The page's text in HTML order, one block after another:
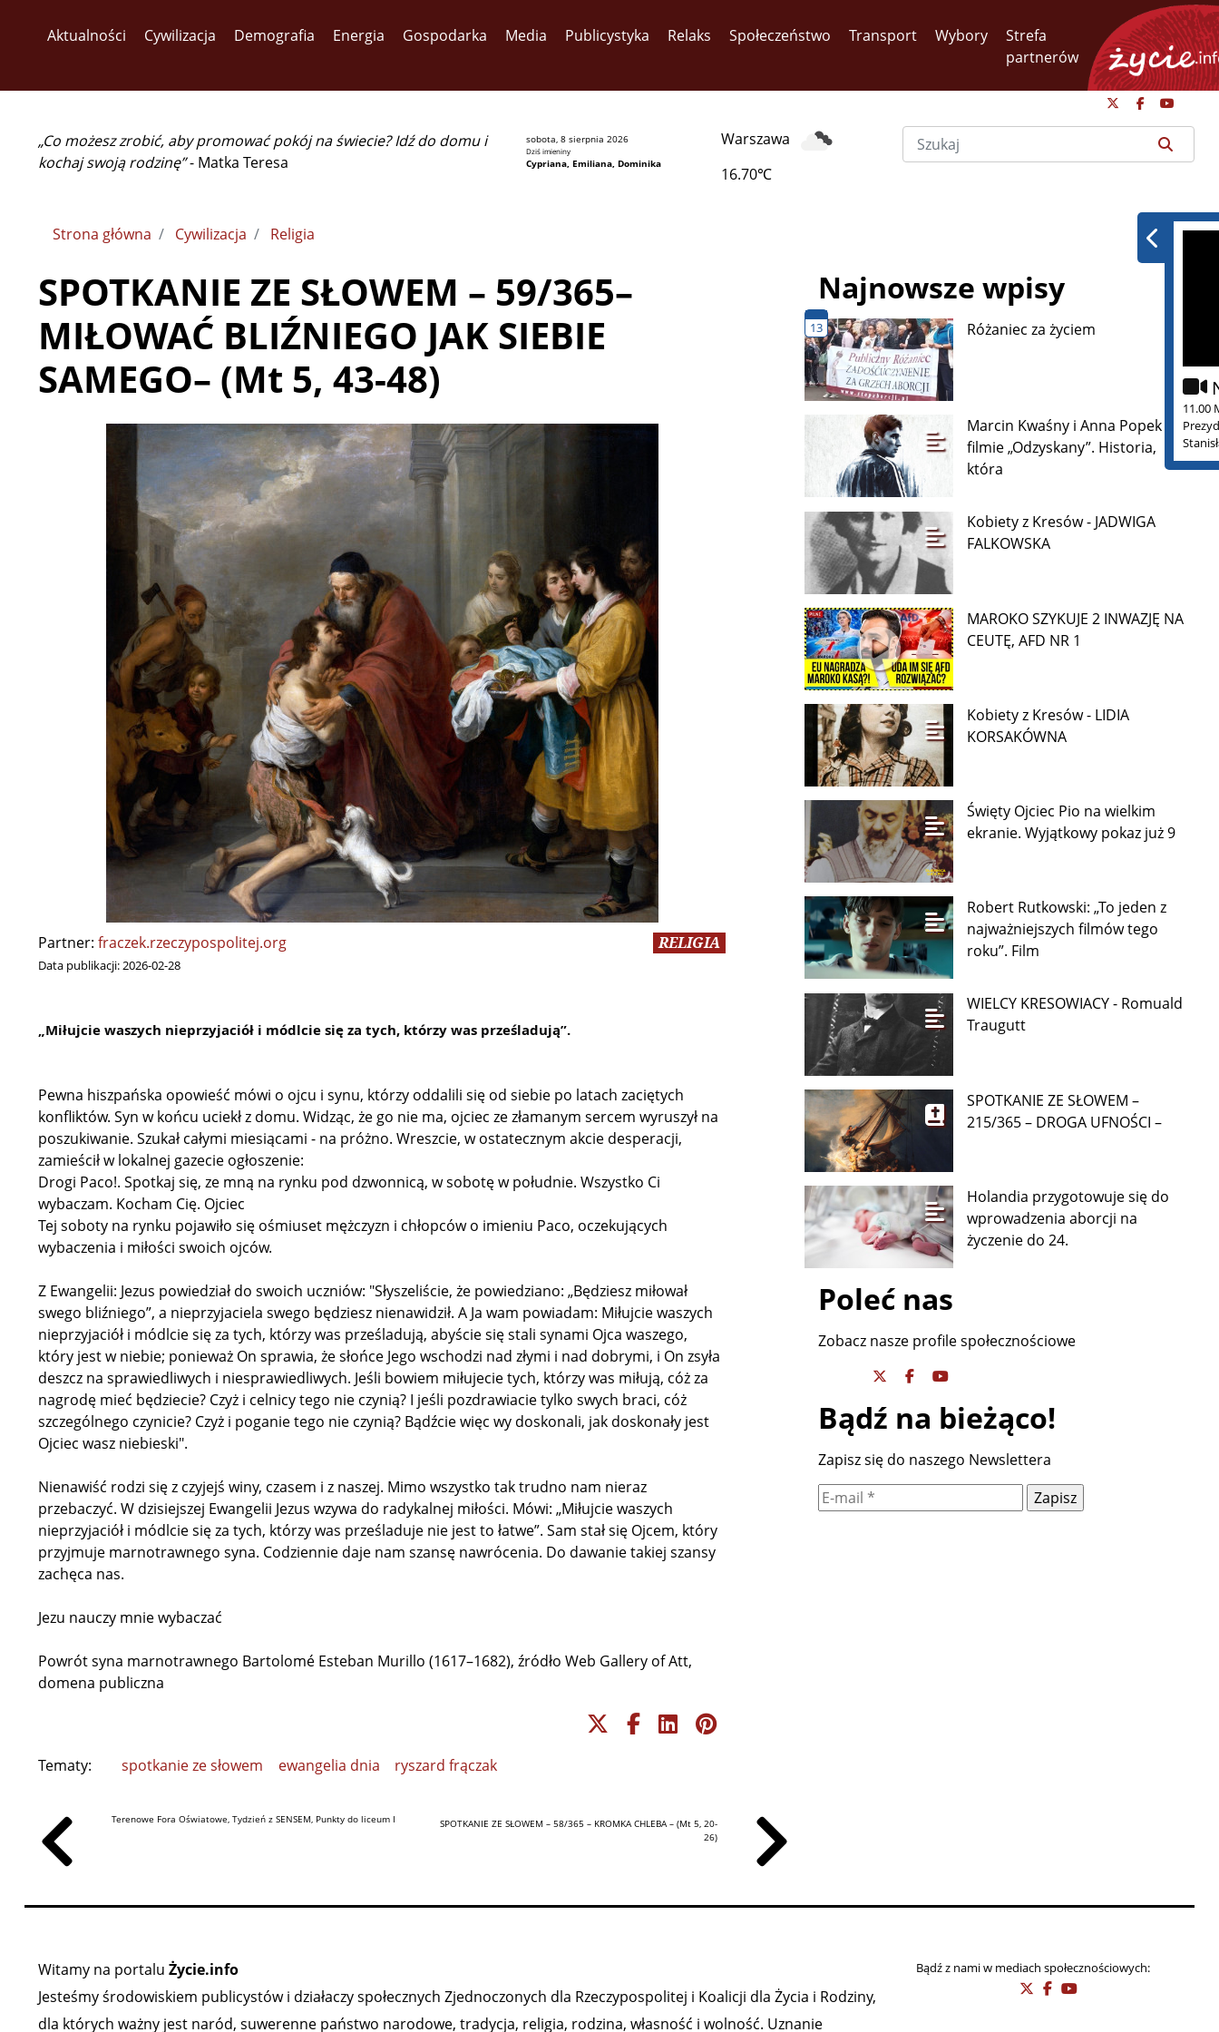
Aktualności Cywilizacja Demografia Energia Gospodarka Media Publicystyka Relaks Społeczeństwo Transport Wybory
Strefa
partnerów
„Co możesz zrobić, aby promować pokój na świecie? Idź do domu i
kochaj swoją rodzinę”- Matka Teresa
sobota, 8 sierpnia 2026
Dziś imieniny
Cypriana, Emiliana, Dominika
Warszawa
16.70℃
11.00
Strona główna Cywilizacja Religia
SPOTKANIE ZE SŁOWEM – 59/365–
MIŁOWAĆ BLIŹNIEGO JAK SIEBIE
SAMEGO– (Mt 5, 43-48)
Partner: fraczek.rzeczypospolitej.org
Data publikacji:2026-02-28
RELIGIA
„Miłujcie waszych nieprzyjaciół i módlcie się za tych, którzy was prześladują”.
Pewna hiszpańska opowieść mówi o ojcu i synu, którzy oddalili się od siebie po latach zaciętych
konfliktów. Syn w końcu uciekł z domu. Widząc, że go nie ma, ojciec ze złamanym sercem wyruszył na
poszukiwanie. Szukał całymi miesiącami - na próżno. Wreszcie, w ostatecznym akcie desperacji,
zamieścił w lokalnej gazecie ogłoszenie:
Drogi Paco!. Spotkaj się, ze mną na rynku pod dzwonnicą, w sobotę w południe. Wszystko Ci
wybaczam. Kocham Cię. Ojciec
Tej soboty na rynku pojawiło się ośmiuset mężczyzn i chłopców o imieniu Paco, oczekujących
wybaczenia i miłości swoich ojców.
Z Ewangelii: Jezus powiedział do swoich uczniów: "Słyszeliście, że powiedziano: „Będziesz miłował
swego bliźniego”, a nieprzyjaciela swego będziesz nienawidził. A Ja wam powiadam: Miłujcie waszych
nieprzyjaciół i módlcie się za tych, którzy was prześladują, abyście się stali synami Ojca waszego,
który jest w niebie; ponieważ On sprawia, że słońce Jego wschodzi nad złymi i nad dobrymi, i On zsyła
deszcz na sprawiedliwych i niesprawiedliwych. Jeśli bowiem miłujecie tych, którzy was miłują, cóż za
nagrodę mieć będziecie? Czyż i celnicy tego nie czynią? I jeśli pozdrawiacie tylko swych braci, cóż
szczególnego czynicie? Czyż i poganie tego nie czynią? Bądźcie więc wy doskonali, jak doskonały jest
Ojciec wasz niebieski".
Nienawiść rodzi się z czyjejś winy, czasem i z naszej. Mimo wszystko tak trudno nam nieraz
przebaczyć. W dzisiejszej Ewangelii Jezus wzywa do radykalnej miłości. Mówi: „Miłujcie waszych
nieprzyjaciół i módlcie się za tych, którzy was prześladuje nie jest to łatwe”. Sam stał się Ojcem, który
przyjmuje marnotrawnego syna. Codziennie daje nam szansę nawrócenia. Do dawanie takiej szansy
zachęca nas.
Jezu nauczy mnie wybaczać
Powrót syna marnotrawnego Bartolomé Esteban Murillo (1617–1682), źródło Web Gallery of Att,
domena publiczna
Tematy: spotkanie ze słowem ewangelia dnia ryszard frączak
Terenowe Fora Oświatowe, Tydzień z SENSEM, Punkty do liceum I
SPOTKANIE ZE SŁOWEM – 58/365 – KROMKA CHLEBA – (Mt 5, 20-
26)
Najnowsze wpisy
13 Różaniec za życiem
Marcin Kwaśny i Anna Popek o
filmie „Odzyskany”. Historia,
która
Kobiety z Kresów - JADWIGA
FALKOWSKA
MAROKO SZYKUJE 2 INWAZJĘ NA
CEUTĘ, AFD NR 1
Kobiety z Kresów - LIDIA
KORSAKÓWNA
Święty Ojciec Pio na wielkim
ekranie. Wyjątkowy pokaz już 9
Robert Rutkowski: „To jeden z
najważniejszych filmów tego
roku”. Film
WIELCY KRESOWIACY - Romuald
Traugutt
SPOTKANIE ZE SŁOWEM –
215/365 – DROGA UFNOŚCI –
Holandia przygotowuje się do
wprowadzenia aborcji na
życzenie do 24.
Poleć nas
Zobacz nasze profile społecznościowe
Bądź na bieżąco!
Zapisz się do naszego Newslettera
Witamy na portalu Życie.info
Jesteśmy środowiskiem publicystów i działaczy społecznych Zjednoczonych dla Rzeczypospolitej i Koalicji dla Życia i Rodziny,
dla których ważny jest naród, suwerenne państwo narodowe, tradycja, religia, rodzina, własność i wolność. Uznanie
Bądź z nami w mediach społecznościowych: